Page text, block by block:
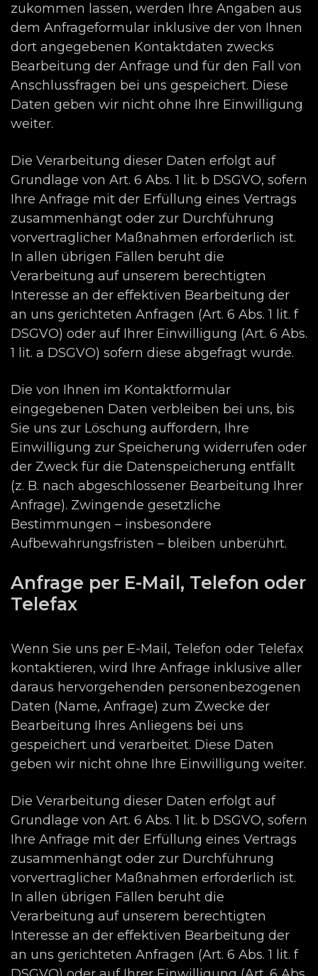
zukommen lassen, werden Ihre Angaben aus
dem Anfrageformular inklusive der von Ihnen
dort angegebenen Kontaktdaten zwecks
Bearbeitung der Anfrage und für den Fall von
Anschlussfragen bei uns gespeichert. Diese
Daten geben wir nicht ohne Ihre Einwilligung
weiter.
Die Verarbeitung dieser Daten erfolgt auf
Grundlage von Art. 6 Abs. 1 lit. b DSGVO, sofern
Ihre Anfrage mit der Erfüllung eines Vertrags
zusammenhängt oder zur Durchführung
vorvertraglicher Maßnahmen erforderlich ist.
In allen übrigen Fällen beruht die
Verarbeitung auf unserem berechtigten
Interesse an der effektiven Bearbeitung der
an uns gerichteten Anfragen (Art. 6 Abs. 1 lit. f
DSGVO) oder auf Ihrer Einwilligung (Art. 6 Abs.
1 lit. a DSGVO) sofern diese abgefragt wurde.
Die von Ihnen im Kontaktformular
eingegebenen Daten verbleiben bei uns, bis
Sie uns zur Löschung auffordern, Ihre
Einwilligung zur Speicherung widerrufen oder
der Zweck für die Datenspeicherung entfällt
(z. B. nach abgeschlossener Bearbeitung Ihrer
Anfrage). Zwingende gesetzliche
Bestimmungen – insbesondere
Aufbewahrungsfristen – bleiben unberührt.
Anfrage per E-Mail, Telefon oder
Telefax
Wenn Sie uns per E-Mail, Telefon oder Telefax
kontaktieren, wird Ihre Anfrage inklusive aller
daraus hervorgehenden personenbezogenen
Daten (Name, Anfrage) zum Zwecke der
Bearbeitung Ihres Anliegens bei uns
gespeichert und verarbeitet. Diese Daten
geben wir nicht ohne Ihre Einwilligung weiter.
Die Verarbeitung dieser Daten erfolgt auf
Grundlage von Art. 6 Abs. 1 lit. b DSGVO, sofern
Ihre Anfrage mit der Erfüllung eines Vertrags
zusammenhängt oder zur Durchführung
vorvertraglicher Maßnahmen erforderlich ist.
In allen übrigen Fällen beruht die
Verarbeitung auf unserem berechtigten
Interesse an der effektiven Bearbeitung der
an uns gerichteten Anfragen (Art. 6 Abs. 1 lit. f